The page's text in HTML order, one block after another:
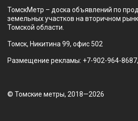
ТомскМетр – доска объявлений по
земельных участков на вторичном
Томской области.
Томск, Никитина 99, офис 502
Размещение рекламы: +7-902-964-
© Томские метры, 2018—2026